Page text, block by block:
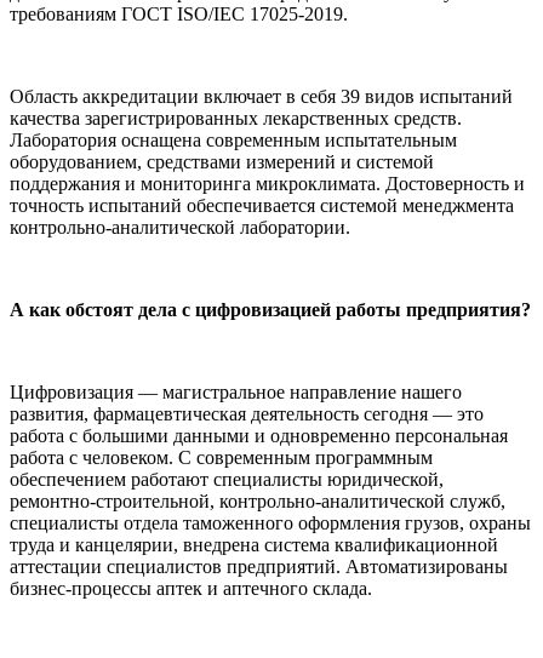
требованиям ГОСТ ISO/IEC 17025-2019.
Область аккредитации включает в себя 39 видов испытаний
качества зарегистрированных лекарственных средств.
Лаборатория оснащена современным испытательным
оборудованием, средствами измерений и системой
поддержания и мониторинга микроклимата. Достоверность и
точность испытаний обеспечивается системой менеджмента
контрольно-аналитической лаборатории.
А как обстоят дела с цифровизацией работы предприятия?
Цифровизация — магистральное направление нашего
развития, фармацевтическая деятельность сегодня — это
работа с большими данными и одновременно персональная
работа с человеком. С современным программным
обеспечением работают специалисты юридической,
ремонтно-строительной, контрольно-аналитической служб,
специалисты отдела таможенного оформления грузов, охраны
труда и канцелярии, внедрена система квалификационной
аттестации специалистов предприятий. Автоматизированы
бизнес-процессы аптек и аптечного склада.